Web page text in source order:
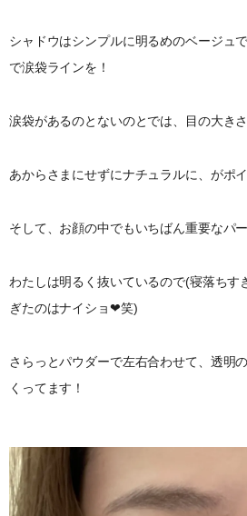
シャドウはシンプルに明るめのベージュ
で涙袋ラインを！
涙袋があるのとないのとでは、目の大き
あからさまにせずにナチュラルに、がポ
そして、お顔の中でもいちばん重要なパ
わたしは明るく抜いているので(寝落ちす
ぎたのはナイショ❤︎笑)
さらっとパウダーで左右合わせて、透明
くってます！